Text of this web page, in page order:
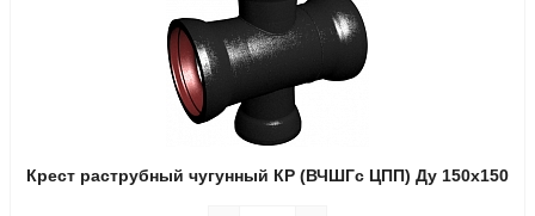
Крест раструбный чугунный КР (ВЧШГс ЦПП) Ду 150х150